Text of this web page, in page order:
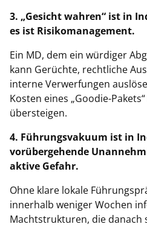
3. „Gesicht wahren“ ist in
es ist Risikomanagement.
Ein MD, dem ein würdiger
kann Gerüchte, rechtliche
interne Verwerfungen
Kosten eines „Goodie-
übersteigen.
4. Führungsvakuum ist in
vorübergehende
aktive Gefahr.
Ohne klare lokale
innerhalb weniger Wochen
Machtstrukturen, die danach